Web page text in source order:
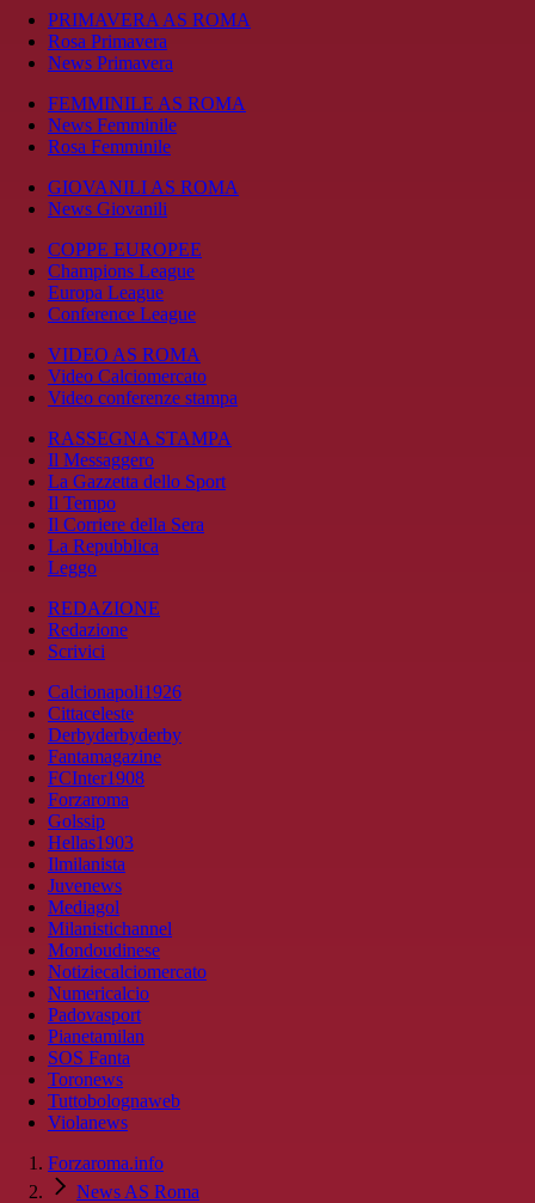
PRIMAVERA AS ROMA
Rosa Primavera
News Primavera
FEMMINILE AS ROMA
News Femminile
Rosa Femminile
GIOVANILI AS ROMA
News Giovanili
COPPE EUROPEE
Champions League
Europa League
Conference League
VIDEO AS ROMA
Video Calciomercato
Video conferenze stampa
RASSEGNA STAMPA
Il Messaggero
La Gazzetta dello Sport
Il Tempo
Il Corriere della Sera
La Repubblica
Leggo
REDAZIONE
Redazione
Scrivici
Calcionapoli1926
Cittaceleste
Derbyderbyderby
Fantamagazine
FCInter1908
Forzaroma
Golssip
Hellas1903
Ilmilanista
Juvenews
Mediagol
Milanistichannel
Mondoudinese
Notiziecalciomercato
Numericalcio
Padovasport
Pianetamilan
SOS Fanta
Toronews
Tuttobolognaweb
Violanews
Forzaroma.info
News AS Roma